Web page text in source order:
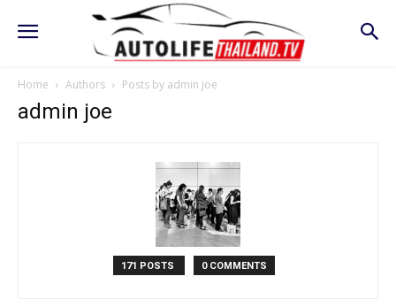
Home Authors Posts by admin joe
admin joe
171 POSTS 0 COMMENTS